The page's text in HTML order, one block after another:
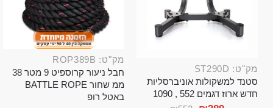
מק"ט: ST290D
סטנד למשקולות אוניברסליות
חדש ארוז דגמים 552 , 1090
מק"ט: ROP389B
חבל ניעור קרוספיט 9 מטר 38
ממ שחור BATTLE ROPE
באטל רופ